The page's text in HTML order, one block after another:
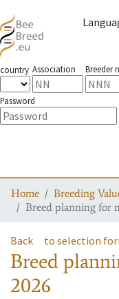
country Association Breeder
Password
Home
Breeding
Breed planning for
Back to selection
Breed
2026